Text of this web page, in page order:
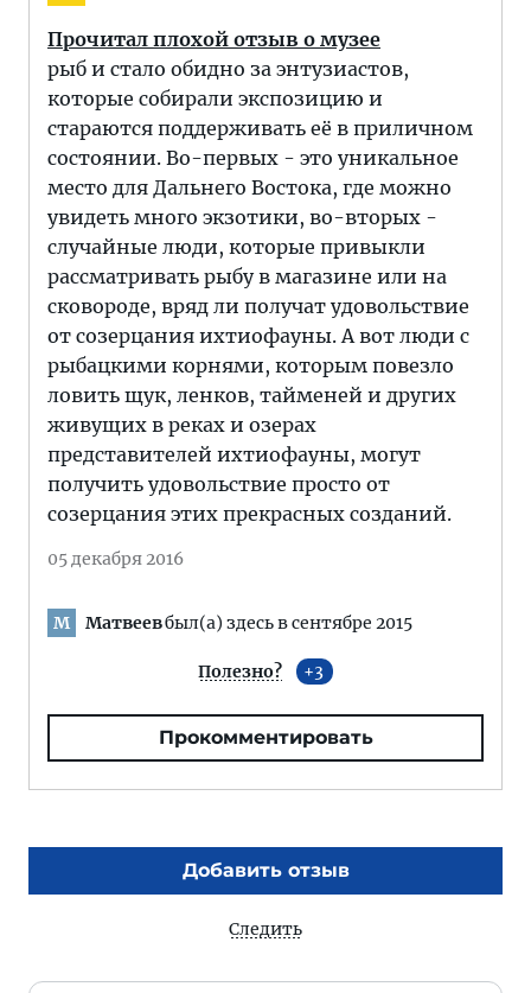
Прочитал плохой отзыв о музее
рыб и стало обидно за энтузиастов,
которые собирали экспозицию и
стараются поддерживать её в приличном
состоянии. Во-первых - это уникальное
место для Дальнего Востока, где можно
увидеть много экзотики, во-вторых -
случайные люди, которые привыкли
рассматривать рыбу в магазине или на
сковороде, вряд ли получат удовольствие
от созерцания ихтиофауны. А вот люди с
рыбацкими корнями, которым повезло
ловить щук, ленков, тайменей и других
живущих в реках и озерах
представителей ихтиофауны, могут
получить удовольствие просто от
созерцания этих прекрасных созданий.
05 декабря 2016
М Матвеевбыл(а) здесь в сентябре 2015
Полезно? 3
Прокомментировать
Добавить отзыв
Следить